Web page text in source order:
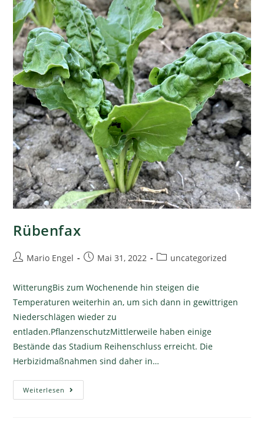
Rübenfax
Mario Engel Mai 31, 2022 uncategorized
WitterungBis zum Wochenende hin steigen die
Temperaturen weiterhin an, um sich dann in gewittrigen
Niederschlägen wieder zu
entladen.PflanzenschutzMittlerweile haben einige
Bestände das Stadium Reihenschluss erreicht. Die
Herbizidmaßnahmen sind daher in…
Weiterlesen